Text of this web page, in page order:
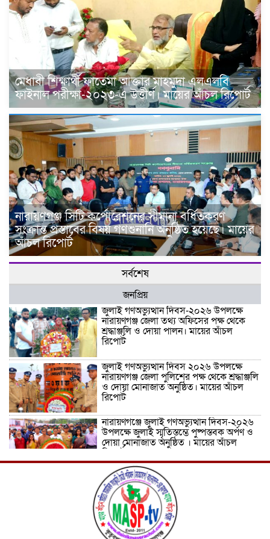
মেধাবী শিক্ষার্থী ফাতেমা আক্তার মাহমুদা এলএলবি
ফাইনাল পরীক্ষা-২০২৩-এ উত্তীর্ণ। মায়ের আঁচল রিপোর্ট
নারায়ণগঞ্জ সিটি কর্পোরেশনের সীমানা বর্ধিতকরণ
সংক্রান্ত প্রস্তাবের বিষয় গণশুনানি অনুষ্ঠিত হয়েছে। মায়ের
আঁচল রিপোর্ট
সর্বশেষ
জনপ্রিয়
জুলাই গণঅভ্যুত্থান দিবস-২০২৬ উপলক্ষে
নারায়ণগঞ্জ জেলা তথ্য অফিসের পক্ষ থেকে
শ্রদ্ধাঞ্জলি ও দোয়া পালন। মায়ের আঁচল
রিপোর্ট
জুলাই গণঅভ্যুত্থান দিবস ২০২৬ উপলক্ষে
নারায়ণগঞ্জ জেলা পুলিশের পক্ষ থেকে শ্রদ্ধাঞ্জলি
ও দোয়া মোনাজাত অনুষ্ঠিত। মায়ের আঁচল
রিপোর্ট
নারায়ণগঞ্জে জুলাই গণঅভ্যুত্থান দিবস-২০২৬
উপলক্ষে জুলাই স্মৃতিস্তম্ভে পুষ্পস্তবক অর্পণ ও
দোয়া মোনাজাত অনুষ্ঠিত । মায়ের আঁচল
রিপোর্ট
ICJ Global Media Group LLC and
SAARC Journalist Forum Sign
Strategic MoU to Strengthen Global
Journalism Cooperation/ आईसीजे
ग्लोबल मीडिया ग्रुप एलएलसी और सार्क
पत्रकार फोरम वैश्विक पत्रकारिता सहयोग को मजबूत करने के लिए